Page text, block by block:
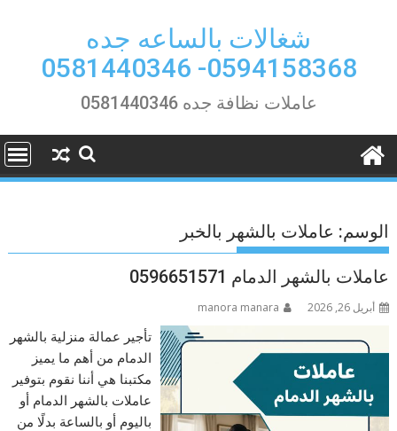
شغالات بالساعه جده
0594158368- 0581440346
عاملات نظافة جده 0581440346
الوسم: عاملات بالشهر بالخبر
عاملات بالشهر الدمام 0596651571
أبريل 26, 2026 manora manara
تأجير عمالة منزلية بالشهر
الدمام من أهم ما يميز
مكتبنا هي أننا نقوم بتوفير
عاملات بالشهر الدمام أو
باليوم أو بالساعة بدلًا من